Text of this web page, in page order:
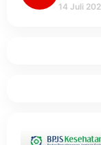
14 Juli